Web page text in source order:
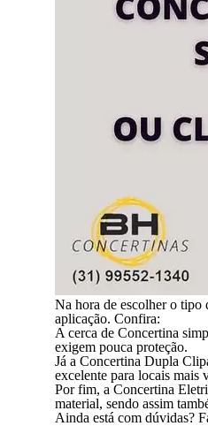
Na hora de escolher o tipo
aplicação. Confira:
A cerca de Concertina
exigem pouca proteção.
Já a Concertina Dupla
excelente para locais mais
Por fim, a Concertina
material, sendo assim
Ainda está com dúvidas?